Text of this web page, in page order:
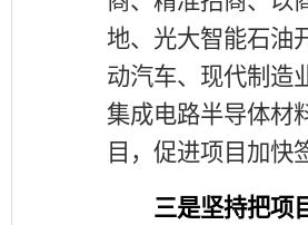
地、光大智能石油
动汽车、现代制造
集成电路半导体材
目，促进项目加快
三是坚持把项